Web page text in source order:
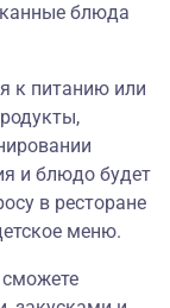
блюда
к питанию или
и блюдо будет
в ресторане
меню.